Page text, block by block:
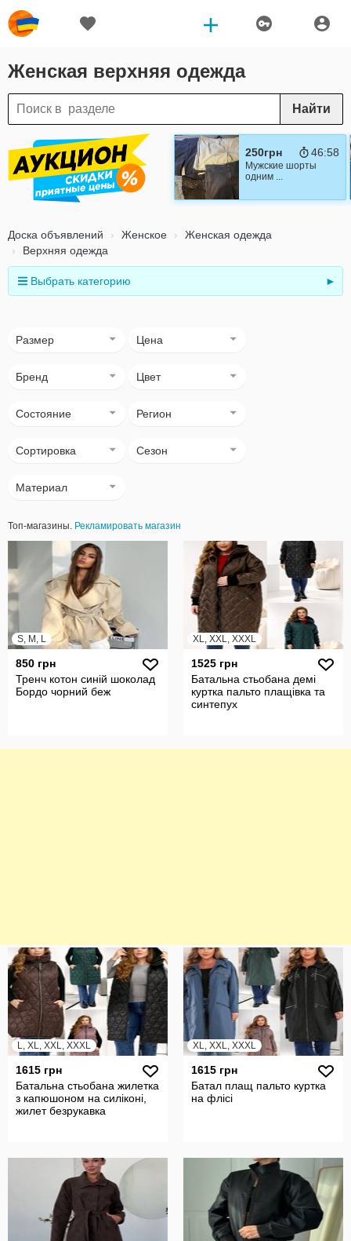
Женская верхняя одежда
Найти
250грн 46:57
Мужские шорты
одним ...
Доска объявлений Женское
Женская одежда
Верхняя одежда
Выбрать категорию ►
Размер Цена
Бренд Цвет
Состояние Регион
Сортировка Сезон
Материал
Топ-магазины. Рекламировать магазин
S, M, L
850 грн
Тренч котон синій шоколад
Бордо чорний беж
XL, XXL, XXXL
1525 грн
Батальна стьобана демі
куртка пальто плащівка та
синтепух
L, XL, XXL, XXXL
1615 грн
Батальна стьобана жилетка
з капюшоном на силіконі,
жилет безрукавка
XL, XXL, XXXL
1615 грн
Батал плащ пальто куртка
на флісі